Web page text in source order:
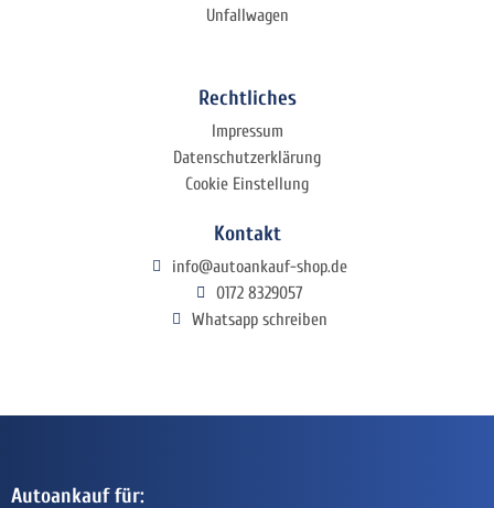
Unfallwagen
Rechtliches
Impressum
Datenschutzerklärung
Cookie Einstellung
Kontakt
info@autoankauf-shop.de
0172 8329057
Whatsapp schreiben
Autoankauf für: